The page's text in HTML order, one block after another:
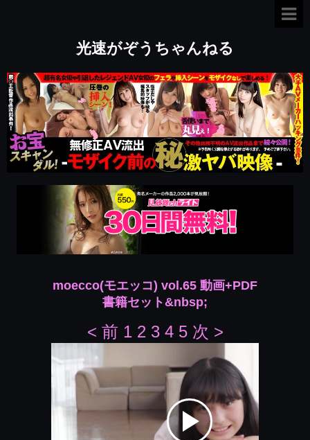
光速がぞうちゃんねる